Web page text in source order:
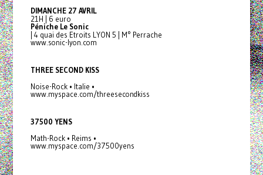
DIMANCHE 27 AVRIL
21H | 6 euro
Péniche Le Sonic
| 4 quai des Etroits LYON 5 | M° Perrache
www.sonic-lyon.com
THREE SECOND KISS
Noise-Rock • Italie •
www.myspace.com/threesecondkiss
37500 YENS
Math-Rock • Reims •
www.myspace.com/37500yens